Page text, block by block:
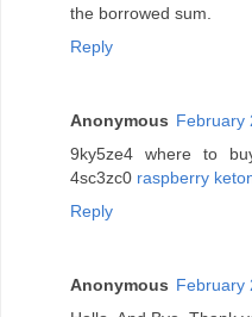
the borrowed sum.
Reply
Anonymous February
9ky5ze4 where to
4sc3zc0 raspberry
Reply
Anonymous February